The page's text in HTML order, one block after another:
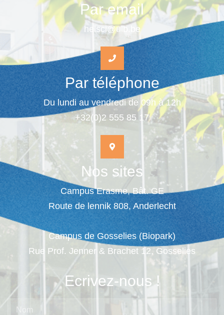
Par email
helsci@ulb.be
Par téléphone
Du lundi au vendredi de 09h à 12h
+32(0)2 555 85 17
Nos sites
Campus Erasme, Bât. GE
Route de lennik 808, Anderlecht
Campus de Gosselies (Biopark)
Rue Prof. Jenner & Brachet 12, Gosselies
Ecrivez-nous !